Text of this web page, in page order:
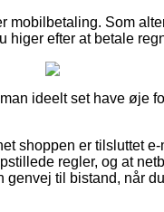
mobilbetaling. Som
efter at betale
ideelt set have øje
shoppen er tilsluttet
regler, og at
til bistand, når